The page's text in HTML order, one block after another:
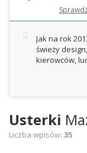
Jak na rok
świeży
kierowców,
Usterki
Liczba wpisów: 35